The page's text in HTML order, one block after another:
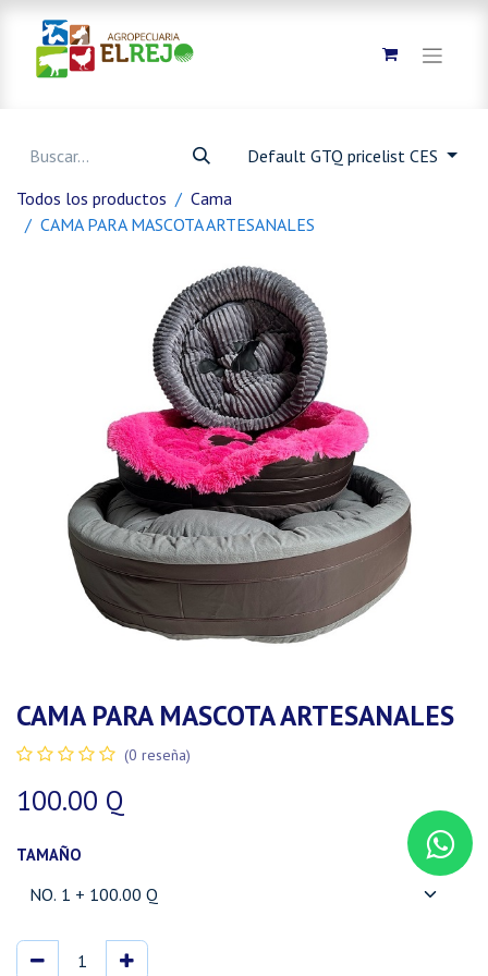
Default GTQ pricelist CES
Todos los productos
Cama
CAMA PARA MASCOTA ARTESANALES
CAMA PARA MASCOTA ARTESANALES
(0 reseña)
100.00 Q
TAMAÑO